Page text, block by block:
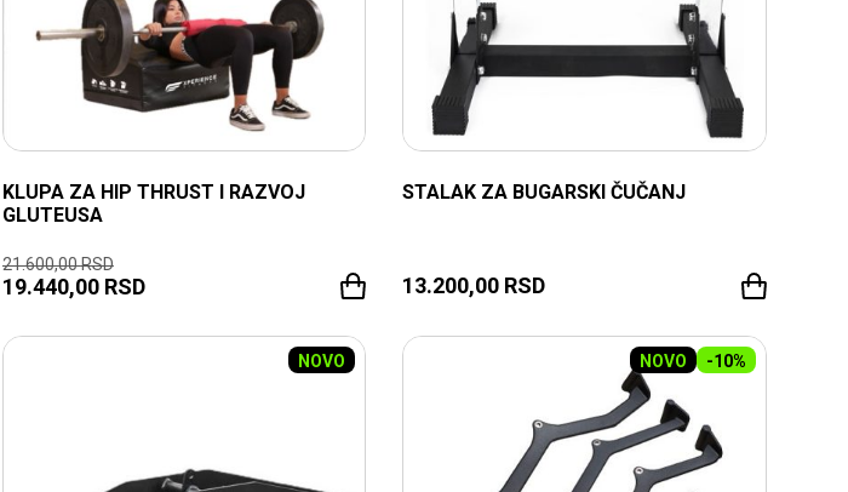
KLUPA ZA HIP THRUST I RAZVOJ
GLUTEUSA
21.600,00RSD
19.440,00 RSD
STALAK ZA BUGARSKI ČUČANJ
13.200,00 RSD
NOVO -10%
NOVO